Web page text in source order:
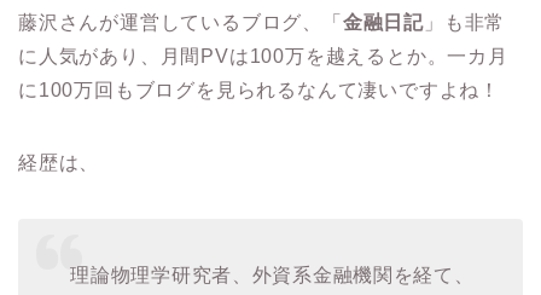
藤沢さんが運営しているブログ、「 金融日記 」も非常
に人気があり、月間PVは100万を越えるとか。一カ月
に100万回もブログを見られるなんて凄いですよね！
経歴は、
理論物理学研究者、外資系金融機関を経て、